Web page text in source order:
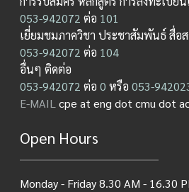
053-942072 ต่อ 101
เยี่ยมชมภาควิชา ประชาสัมพันธ์ สื่อส
053-942072 ต่อ 104
อื่นๆ ติดต่อ
053-942072 ต่อ0 หรือ053-
E-MAILcpe at eng dot cmu dot
Open Hours
Monday - Friday 8.30 AM - 16.30